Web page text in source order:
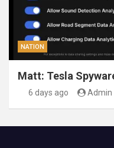
NATION
Matt: Tesla
6 days ago Admin